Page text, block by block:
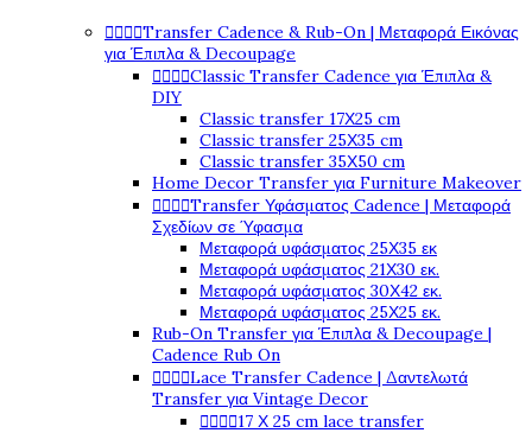
Transfer Cadence & Rub-On | Μεταφορά Εικόνας
για Έπιπλα & Decoupage
Classic Transfer Cadence για Έπιπλα &
DIY
Classic transfer 17Χ25 cm
Classic transfer 25Χ35 cm
Classic transfer 35Χ50 cm
Home Decor Transfer για Furniture Makeover
Transfer Υφάσματος Cadence | Μεταφορά
Σχεδίων σε Ύφασμα
Μεταφορά υφάσματος 25Χ35 εκ
Μεταφορά υφάσματος 21Χ30 εκ.
Μεταφορά υφάσματος 30Χ42 εκ.
Μεταφορά υφάσματος 25Χ25 εκ.
Rub-On Transfer για Έπιπλα & Decoupage |
Cadence Rub On
Lace Transfer Cadence | Δαντελωτά
Transfer για Vintage Decor
17 Χ 25 cm lace transfer